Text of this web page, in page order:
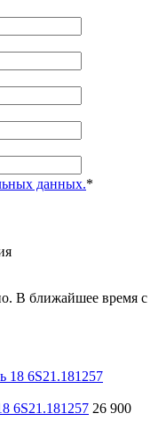
данных.*
В ближайшее время с
6S21.181257 26 900